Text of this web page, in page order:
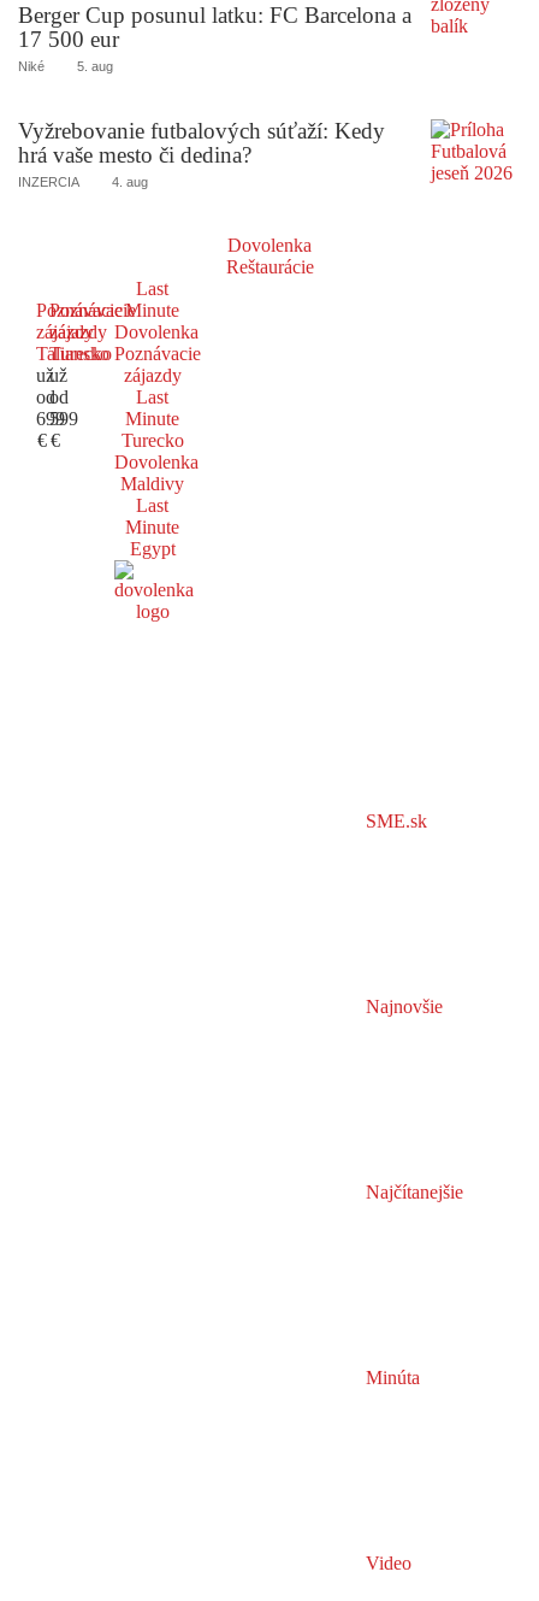
Berger Cup posunul latku: FC Barcelona a
17 500 eur
Niké 5. aug
Vyžrebovanie futbalových súťaží: Kedy
hrá vaše mesto či dedina?
INZERCIA 4. aug
Dovolenka
Reštaurácie
Poznávacie
zájazdy
Taliansko
už
od
699
€
Poznávacie
zájazdy
Turecko
už
od
599
€
Last
Minute
Dovolenka
Poznávacie
zájazdy
Last
Minute
Turecko
Dovolenka
Maldivy
Last
Minute
Egypt
SME.sk
Najnovšie
Najčítanejšie
Minúta
Video